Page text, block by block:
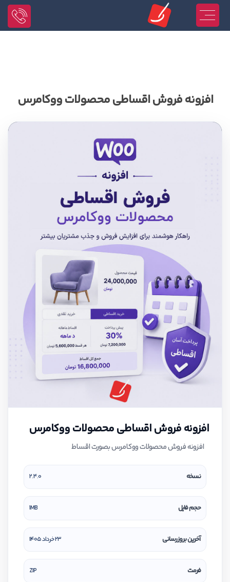
افزونه فروش اقساطی محصولات ووکامرس
افزونه فروش اقساطی محصولات ووکامرس
افزونه فروش محصولات ووکامرس بصورت اقساط
نسخه 2.4.0
حجم فایل 1MB
آخرین بروزرسانی ۲۳ خرداد ۱۴۰۵
فرمت ZIP